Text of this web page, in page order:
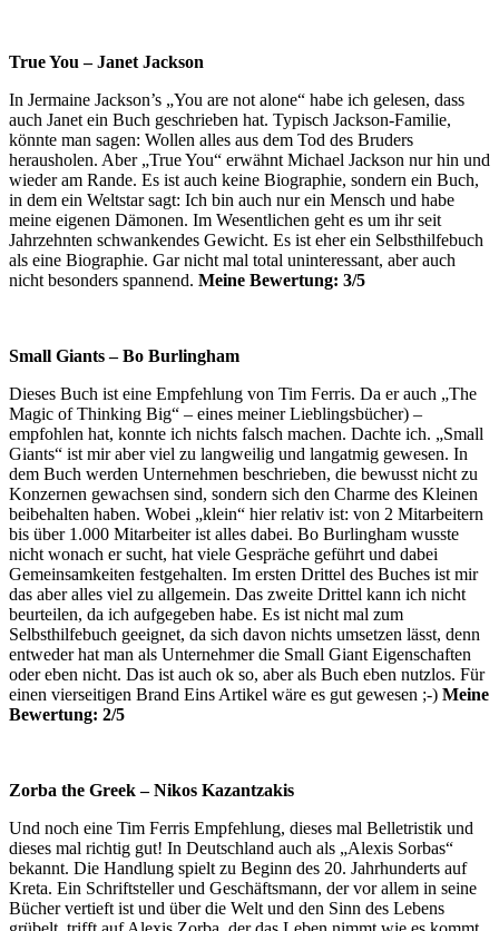
True You – Janet Jackson
In Jermaine Jackson’s „You are not alone“ habe ich gelesen, dass
auch Janet ein Buch geschrieben hat. Typisch Jackson-Familie,
könnte man sagen: Wollen alles aus dem Tod des Bruders
herausholen. Aber „True You“ erwähnt Michael Jackson nur hin und
wieder am Rande. Es ist auch keine Biographie, sondern ein Buch,
in dem ein Weltstar sagt: Ich bin auch nur ein Mensch und habe
meine eigenen Dämonen. Im Wesentlichen geht es um ihr seit
Jahrzehnten schwankendes Gewicht. Es ist eher ein Selbsthilfebuch
als eine Biographie. Gar nicht mal total uninteressant, aber auch
nicht besonders spannend. Meine Bewertung: 3/5
Small Giants – Bo Burlingham
Dieses Buch ist eine Empfehlung von Tim Ferris. Da er auch „The
Magic of Thinking Big“ – eines meiner Lieblingsbücher) –
empfohlen hat, konnte ich nichts falsch machen. Dachte ich. „Small
Giants“ ist mir aber viel zu langweilig und langatmig gewesen. In
dem Buch werden Unternehmen beschrieben, die bewusst nicht zu
Konzernen gewachsen sind, sondern sich den Charme des Kleinen
beibehalten haben. Wobei „klein“ hier relativ ist: von 2 Mitarbeitern
bis über 1.000 Mitarbeiter ist alles dabei. Bo Burlingham wusste
nicht wonach er sucht, hat viele Gespräche geführt und dabei
Gemeinsamkeiten festgehalten. Im ersten Drittel des Buches ist mir
das aber alles viel zu allgemein. Das zweite Drittel kann ich nicht
beurteilen, da ich aufgegeben habe. Es ist nicht mal zum
Selbsthilfebuch geeignet, da sich davon nichts umsetzen lässt, denn
entweder hat man als Unternehmer die Small Giant Eigenschaften
oder eben nicht. Das ist auch ok so, aber als Buch eben nutzlos. Für
einen vierseitigen Brand Eins Artikel wäre es gut gewesen ;-) Meine
Bewertung: 2/5
Zorba the Greek – Nikos Kazantzakis
Und noch eine Tim Ferris Empfehlung, dieses mal Belletristik und
dieses mal richtig gut! In Deutschland auch als „Alexis Sorbas“
bekannt. Die Handlung spielt zu Beginn des 20. Jahrhunderts auf
Kreta. Ein Schriftsteller und Geschäftsmann, der vor allem in seine
Bücher vertieft ist und über die Welt und den Sinn des Lebens